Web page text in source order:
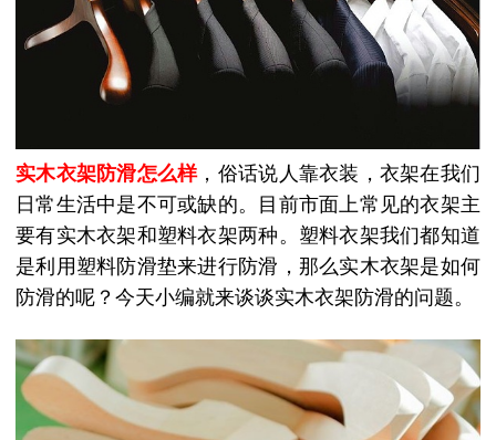
实木衣架防滑怎么样，俗话说人靠衣装，衣架在我们
日常生活中是不可或缺的。目前市面上常见的衣架主
要有实木衣架和塑料衣架两种。塑料衣架我们都知道
是利用塑料防滑垫来进行防滑，那么实木衣架是如何
防滑的呢？今天小编就来谈谈实木衣架防滑的问题。